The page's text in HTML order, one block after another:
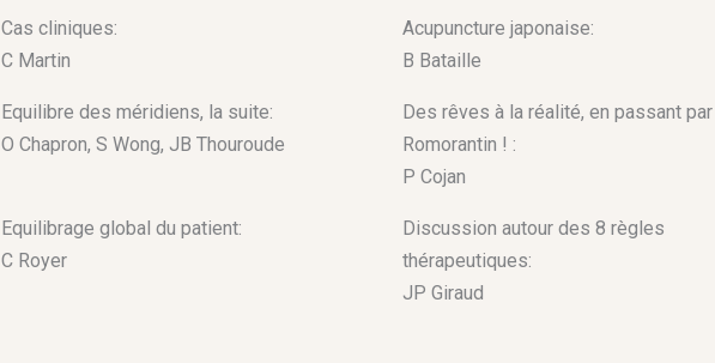
Cas cliniques:
C Martin
Acupuncture japonaise:
B Bataille
Equilibre des méridiens, la suite:
O Chapron, S Wong, JB Thouroude
Des rêves à la réalité, en passant par
Romorantin ! :
P Cojan
Equilibrage global du patient:
C Royer
Discussion autour des 8 règles
thérapeutiques:
JP Giraud